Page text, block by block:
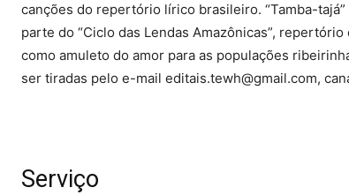
canções do repertório lírico brasileiro. “Tamba-
parte do “Ciclo das Lendas Amazônicas”,
como amuleto do amor para as populações
ser tiradas pelo e-mail editais.tewh@gmail.com,
Serviço